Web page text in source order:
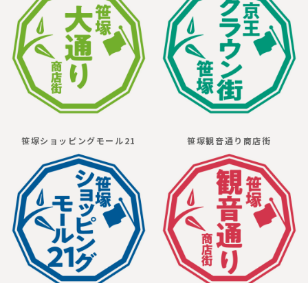
笹塚ショッピングモール21 笹塚観音通り商店街